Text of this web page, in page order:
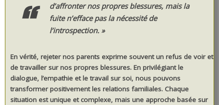
d’affronter nos propres blessures, mais la
fuite n’efface pas la nécessité de
l’introspection. »
En vérité, rejeter nos parents exprime souvent un refus de voir et
de travailler sur nos propres blessures. En privilégiant le
dialogue, l’empathie et le travail sur soi, nous pouvons
transformer positivement les relations familiales. Chaque
situation est unique et complexe, mais une approche basée sur